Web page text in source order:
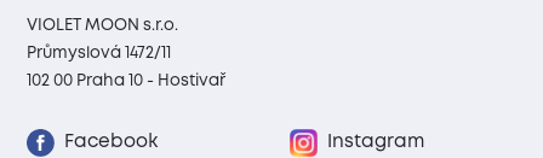
VIOLET MOON s.r.o.
Průmyslová 1472/11
102 00 Praha 10 - Hostivař
Facebook Instagram